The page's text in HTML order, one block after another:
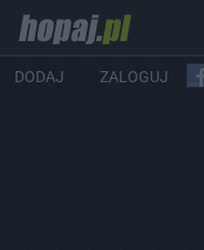
DODAJ ZALOGUJ